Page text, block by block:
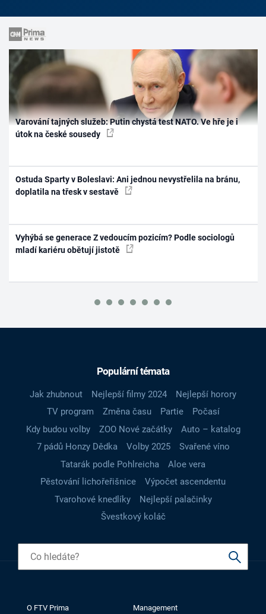
Varování tajných služeb: Putin chystá test NATO. Ve hře je i
útok na české sousedy
Ostuda Sparty v Boleslavi: Ani jednou nevystřelila na bránu,
doplatila na třesk v sestavě
Vyhýbá se generace Z vedoucím pozicím? Podle sociologů
mladí kariéru obětují jistotě
Populární témata
Jak zhubnout Nejlepší filmy 2024
Nejlepší horory
TV program
Změna času Partie
Počasí
Kdy budou volby
ZOO Nové začátky
Auto – katalog
7 pádů Honzy Dědka
Volby 2025
Svařené víno
Tatarák podle Pohlreicha
Aloe vera
Pěstování lichořeřišnice
Výpočet ascendentu
Tvarohové knedlíky
Nejlepší palačinky
Švestkový koláč
O FTV Prima Management